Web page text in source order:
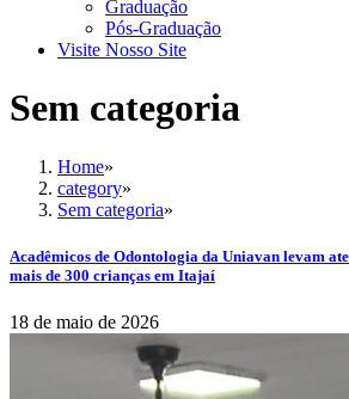
Graduação
Pós-Graduação
Visite Nosso Site
Sem categoria
Home»
category»
Sem categoria»
Acadêmicos de Odontologia da Uniavan levam
mais de 300 crianças em Itajaí
18 de maio de 2026